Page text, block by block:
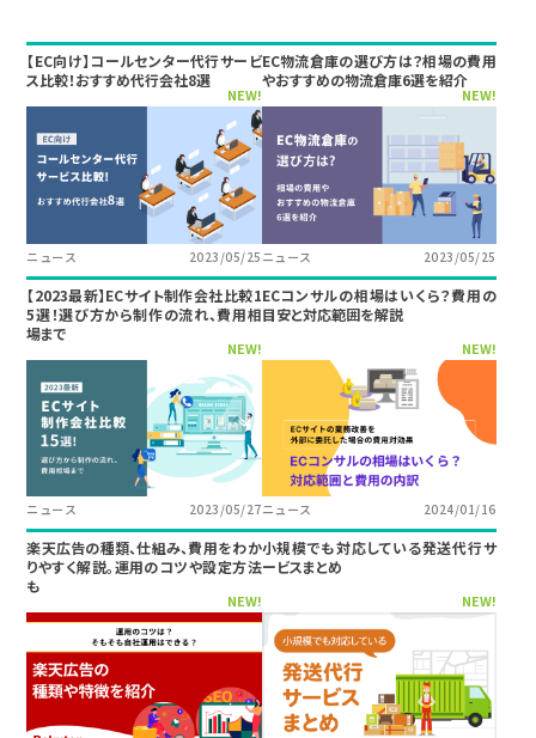
【EC向け】コールセンター代行サービ
ス比較！おすすめ代行会社8選
NEW!
ニュース 2023/05/25
EC物流倉庫の選び方は？相場の費用
やおすすめの物流倉庫6選を紹介
NEW!
ニュース 2023/05/25
【2023最新】ECサイト制作会社比較1
5選！選び方から制作の流れ、費用相
場まで
NEW!
ニュース 2023/05/27
ECコンサルの相場はいくら？費用の
目安と対応範囲を解説
NEW!
ニュース 2024/01/16
楽天広告の種類、仕組み、費用をわか
りやすく解説。運用のコツや設定方法
も
NEW!
小規模でも対応している発送代行サ
ービスまとめ
NEW!